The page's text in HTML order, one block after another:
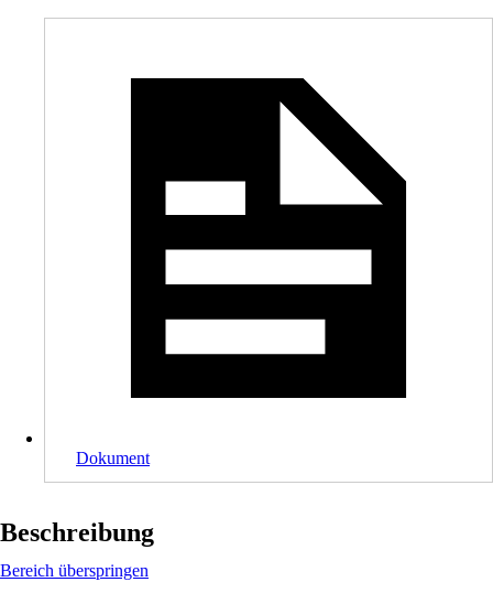
Dokument
Beschreibung
Bereich überspringen